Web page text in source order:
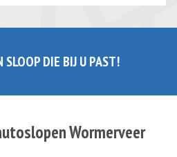
SLOOP DIE BIJ U PAST!
Wormerveer